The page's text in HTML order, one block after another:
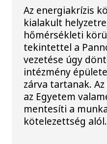
Az energiakrízis
kialakult
hőmérsékleti
tekintettel a
vezetése úgy
intézmény
zárva tartanak.
az Egyetem
mentesíti a
kötelezettség alól.